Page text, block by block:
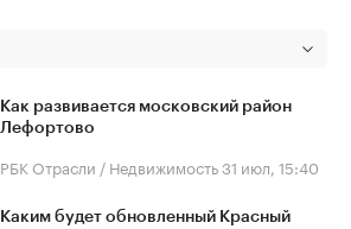
Как развивается московский район
Лефортово
РБК Отрасли / Недвижимость31 июл, 15:40
Каким будет обновленный Красный